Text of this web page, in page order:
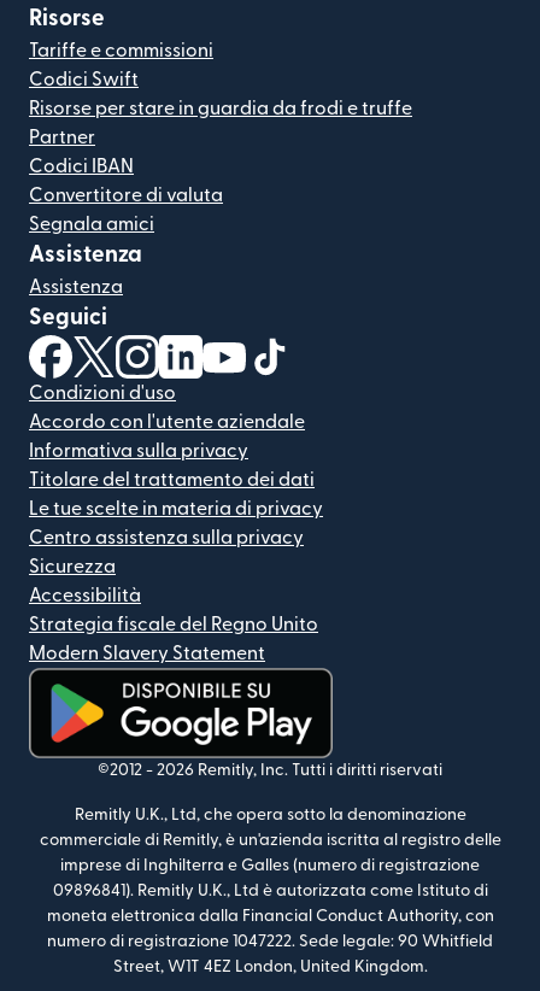
Risorse
Tariffe e commissioni
Codici Swift
Risorse per stare in guardia da frodi e truffe
Partner
Codici IBAN
Convertitore di valuta
Segnala amici
Assistenza
Assistenza
Seguici
(si apre in una nuova finestra)
(si apre in una nuova finestra)
(si apre in una nuova finestra)
(si apre in una nuova finestra)
(si apre in una nuova finestra)
Condizioni d'uso
Accordo con l'utente aziendale
Informativa sulla privacy
Titolare del trattamento dei dati
Le tue scelte in materia di privacy
Centro assistenza sulla privacy
Sicurezza
Accessibilità
Strategia fiscale del Regno Unito
Modern Slavery Statement
(si apre in una nuova finestra)
©2012 - 2026 Remitly, Inc. Tutti i diritti riservati
Remitly U.K., Ltd, che opera sotto la denominazione
commerciale di Remitly, è un'azienda iscritta al registro delle
imprese di Inghilterra e Galles (numero di registrazione
09896841). Remitly U.K., Ltd è autorizzata come Istituto di
moneta elettronica dalla Financial Conduct Authority, con
numero di registrazione 1047222. Sede legale: 90 Whitfield
Street, W1T 4EZ London, United Kingdom.